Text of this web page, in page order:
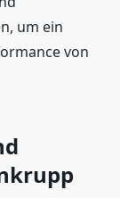
um ein
von